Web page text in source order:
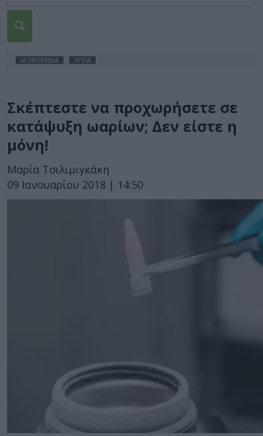
IATROPEDIA ΥΓΕΙΑ
Σκέπτεστε να προχωρήσετε σε
κατάψυξη ωαρίων; Δεν είστε η
μόνη!
Μαρία Τσιλιμιγκάκη
09 Ιανουαρίου 2018 | 14:50